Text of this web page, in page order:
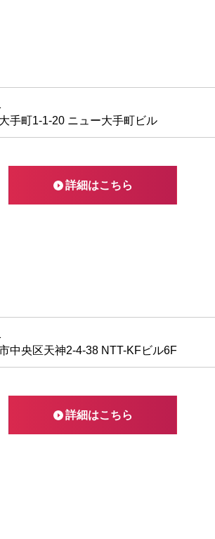
手町1-1-20 ニュー大手町ビル
詳細はこちら
中央区天神2-4-38 NTT-KFビル6F
詳細はこちら